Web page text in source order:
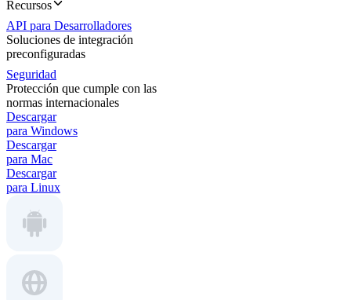
Recursos
API para Desarrolladores
Soluciones de integración
preconfiguradas
Seguridad
Protección que cumple con las
normas internacionales
Descargar
para Windows
Descargar
para Mac
Descargar
para Linux